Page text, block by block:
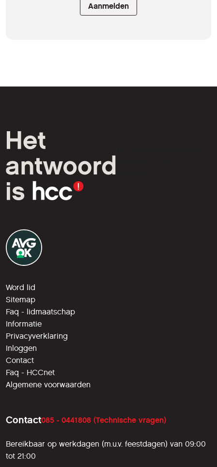
Aanmelden
liefhebbers.
Word lid
Sitemap
Faq - lidmaatschap
Informatie
Privacyverklaring
Inloggen
Contact
Faq - HCCnet
Algemene voorwaarden
Contact085 - 0441808 (Technische vragen)
Bereikbaar op werkdagen (m.u.v. feestdagen) van 09:00
tot 21:00